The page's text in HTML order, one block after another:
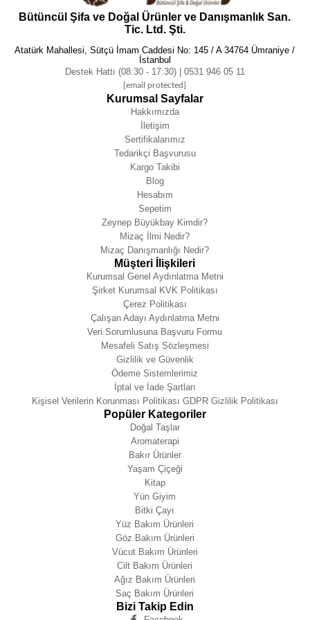
Bütüncül Şifa ve Doğal Ürünler ve Danışmanlık San.
Tic. Ltd. Şti.
Atatürk Mahallesi, Sütçü İmam Caddesi No: 145 / A 34764 Ümraniye /
İstanbul
Destek Hattı (08:30 - 17:30) | 0531 946 05 11
[email protected]
Kurumsal Sayfalar
Hakkımızda
İletişim
Sertifikalarımız
Tedarikçi Başvurusu
Kargo Takibi
Blog
Hesabım
Sepetim
Zeynep Büyükbay Kimdir?
Mizaç İlmi Nedir?
Mizaç Danışmanlığı Nedir?
Müşteri İlişkileri
Kurumsal Genel Aydınlatma Metni
Şirket Kurumsal KVK Politikası
Çerez Politikası
Çalışan Adayı Aydınlatma Metni
Veri Sorumlusuna Başvuru Formu
Mesafeli Satış Sözleşmesi
Gizlilik ve Güvenlik
Ödeme Sistemlerimiz
İptal ve İade Şartları
Kişisel Verilerin Korunması Politikası GDPR Gizlilik Politikası
Popüler Kategoriler
Doğal Taşlar
Aromaterapi
Bakır Ürünler
Yaşam Çiçeği
Kitap
Yün Giyim
Bitki Çayı
Yüz Bakım Ürünleri
Göz Bakım Ürünleri
Vücut Bakım Ürünleri
Cilt Bakım Ürünleri
Ağız Bakım Ürünleri
Saç Bakım Ürünleri
Bizi Takip Edin